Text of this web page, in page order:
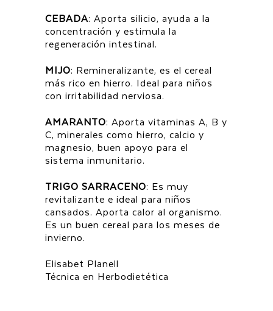
CEBADA: Aporta silicio, ayuda a la
concentración y estimula la
regeneración intestinal.
MIJO: Remineralizante, es el cereal
más rico en hierro. Ideal para niños
con irritabilidad nerviosa.
AMARANTO: Aporta vitaminas A, B y
C, minerales como hierro, calcio y
magnesio, buen apoyo para el
sistema inmunitario.
TRIGO SARRACENO: Es muy
revitalizante e ideal para niños
cansados. Aporta calor al organismo.
Es un buen cereal para los meses de
invierno.
Elisabet Planell
Técnica en Herbodietética